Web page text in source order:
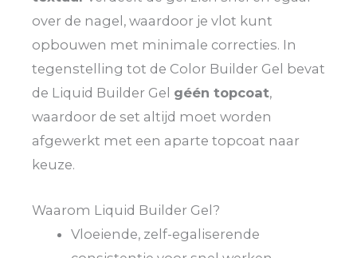
over de nagel, waardoor je vlot kunt
opbouwen met minimale correcties. In
tegenstelling tot de Color Builder Gel bevat
de Liquid Builder Gel géén topcoat,
waardoor de set altijd moet worden
afgewerkt met een aparte topcoat naar
keuze.
Waarom Liquid Builder Gel?
Vloeiende, zelf-egaliserende